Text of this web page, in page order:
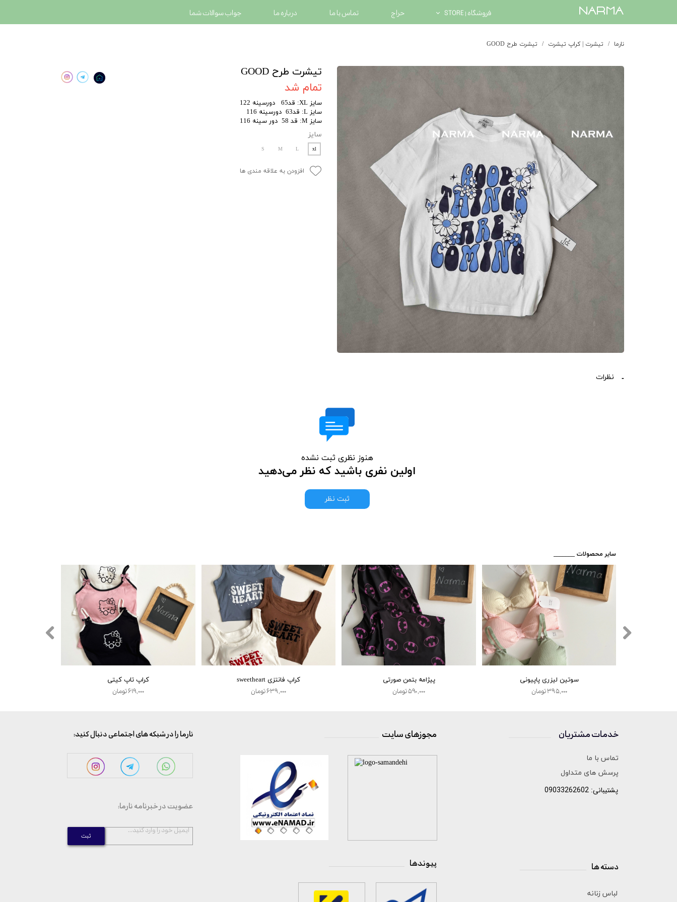
​narma فروشگاه | STORE حراج تماس با ما درباره ما جواب سوالات شما
نارما تیشرت | کراپ تیشرت تیشرت طرح GOOD
تیشرت طرح GOOD
تمام شد
سایز XL: قد65 دورسینه 122
سایز L: قد63 دورسینه 116
سایز M: قد 58 دور سینه 116
سایز
xl
L
M
S
افزودن به علاقه مندی ها
نظرات
هنوز نظری ثبت نشده
اولین نفری باشید که نظر می‌دهید
ثبت نظر
کراپ تاپ کیتی
۶۱۹,۰۰۰ تومان
کراپ فانتزی sweetheart
۶۳۹,۰۰۰ تومان
پیژامه بتمن صورتی
۵۹۰,۰۰۰ تومان
سوتین لیزری پاپیونی
۳۹۵,۰۰۰ تومان
​_______ سایر محصولات
خدمات مشتریان
تماس با ما
پرسش های متداول
دسته ها
لباس زنانه
پشتیبانی: 09033262602
:نارما را در شبکه های اجتماعی دنبال کنید مجوزهای سایت
:عضویت در خبرنامه نارما
ثبت
...ایمیل خود را وارد کنید
پیوندها